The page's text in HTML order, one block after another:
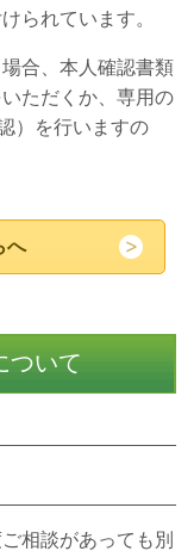
られています。
合、本人確認書類
ただくか、専用の
）を行いますの
へ
ついて
相談があっても別